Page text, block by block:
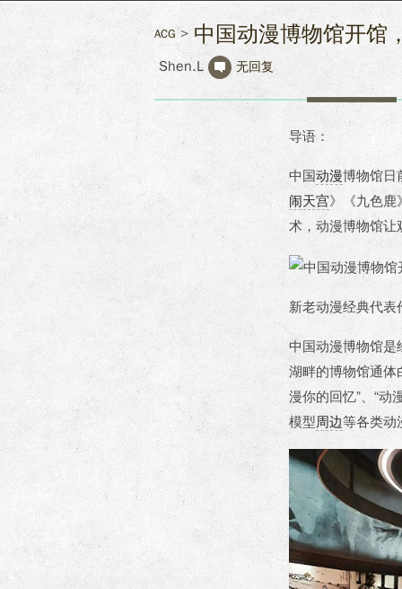
ACG 中国动漫博物馆开馆
Shen.L 无回复
导语：
中国动漫博物馆日
闹天宫》《九色鹿
术，动漫博物馆让
新老动漫经典代表
中国动漫博物馆是
湖畔的博物馆通体
漫你的回忆”、“动
模型周边等各类动